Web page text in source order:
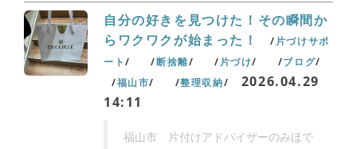
自分の好きを見つけた！その瞬間か
らワクワクが始まった！
片づけサポ
ート
断捨離 片づけ
ブログ
福山市
整理収納
2026.04.29
14:11
福山市 片付けアドバイザーのみほで